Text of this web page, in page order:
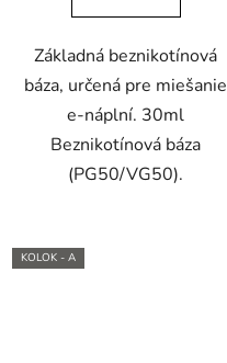
Základná beznikotínová
báza, určená pre miešanie
e-náplní. 30ml
Beznikotínová báza
(PG50/VG50).
KOLOK - A